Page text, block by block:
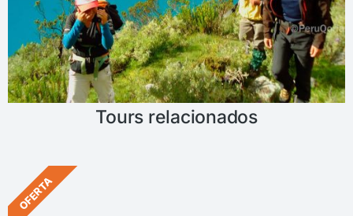
Tours relacionados
OFERTA